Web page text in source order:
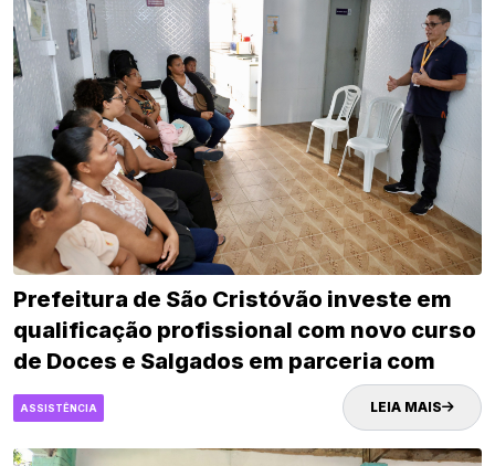
Prefeitura de São Cristóvão investe em
qualificação profissional com novo curso
de Doces e Salgados em parceria com
Senac
ASSISTÊNCIA LEIA MAIS